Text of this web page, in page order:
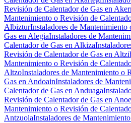
Revisión de Calentador de Gas en
Mantenimiento o Revisión de
AlbizturInstaladores de
Gas en AlegiaInstaladores de
Calentador de Gas en Alkiza
Revisión de Calentador de Gas en
Mantenimiento o Revisión de
AltzoInstaladores de Mantenimiento o
Gas en AndoainInstaladores de
Calentador de Gas en Anduaga
Revisión de Calentador de Gas en
Mantenimiento o Revisión de
AntzuolaInstaladores de